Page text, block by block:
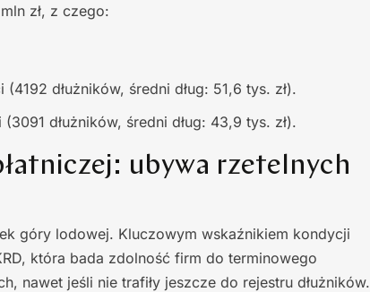
zł, z czego:
(4192 dłużników, średni dług: 51,6 tys. zł).
(3091 dłużników, średni dług: 43,9 tys. zł).
ubywa rzetelnych
góry lodowej. Kluczowym wskaźnikiem kondycji
która bada zdolność firm do terminowego
nawet jeśli nie trafiły jeszcze do rejestru dłużników.